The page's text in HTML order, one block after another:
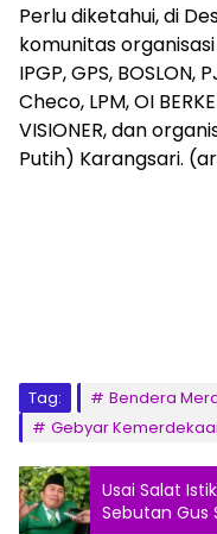
Perlu diketahui, di
komunitas
IPGP, GPS, BOSLON,
Checo, LPM, OI
VISIONER, dan
Putih) Karangsari.
Tag:
Bendera
Gebyar
Usai Salat
Sebutan Gus